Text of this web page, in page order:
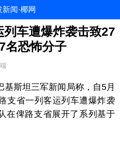
闻·椰网
列车遭爆炸袭击致27
名恐怖分子
基斯坦三军新闻局称，自5月
支省一列客运列车遭爆炸袭
在俾路支省展开了系列基于